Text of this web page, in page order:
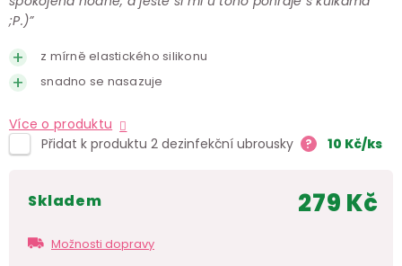
;P.)”
z mírně elastického silikonu
snadno se nasazuje
Více o produktu
Přidat k produktu 2 dezinfekční ubrousky
? 10 Kč/ks
skladem
Možnosti dopravy
279 Kč